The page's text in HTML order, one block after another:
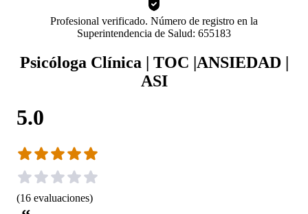
Profesional verificado. Número de registro en la
Superintendencia de Salud: 655183
Psicóloga Clínica | TOC |ANSIEDAD |
ASI
5.0
(16 evaluaciones)